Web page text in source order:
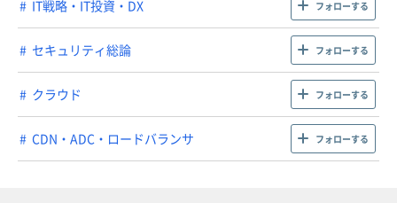
IT戦略・IT投資・DX フォローする
セキュリティ総論 フォローする
クラウド フォローする
CDN・ADC・ロードバランサ フォローする